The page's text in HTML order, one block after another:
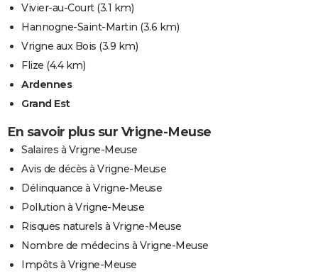
Vivier-au-Court(3.1 km)
Hannogne-Saint-Martin (3.6 km)
Vrigne aux Bois (3.9 km)
Flize (4.4 km)
Ardennes
Grand Est
En savoir plus sur Vrigne-Meuse
Salaires à Vrigne-Meuse
Avis de décès à Vrigne-Meuse
Délinquance à Vrigne-Meuse
Pollution à Vrigne-Meuse
Risques naturels à Vrigne-Meuse
Nombre de médecins à Vrigne-Meuse
Impôts à Vrigne-Meuse